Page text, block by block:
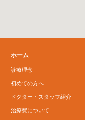
ホーム
診療理念
初めての方へ
ドクター・スタッフ紹介
治療費について